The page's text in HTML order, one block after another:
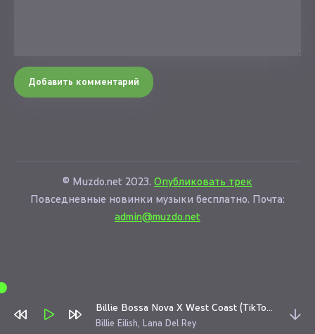
Добавить комментарий
© Muzdo.net 2023. Опубликовать трек
Повседневные новинки музыки бесплатно. Почта:
admin@muzdo.net
Billie Bossa Nova X West Coast (TikTok Mashup)
Billie Eilish, Lana Del Rey